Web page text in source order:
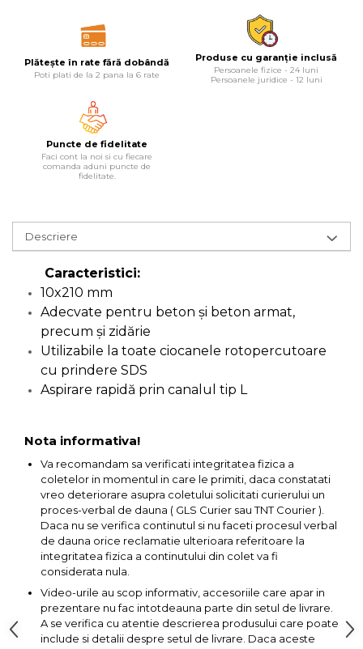
Manual
Manometru
Antifurt Bicicleta
Densimetru
Accesorii Auto
Tester Baterie Auto
Cheie Roti
Capre & Suporti Auto
Pat Mobil Auto
Cric Hidraulic
Set / trusa chei tubulare
Multimetru Digital
Bara Tractare Auto
(combustibil)
Presa Hidraulica Tinichigerie
& Suruburi
Extractor Rulmenti
Cabluri
Plătește în rate fără dobândă
Poti plati de la 2 pana la 6 rate
Produse cu garanție inclusă
Persoanele fizice - 24 luni
Persoanele juridice - 12 luni
Puncte de fidelitate
Faci cont la noi si cu fiecare
comanda aduni puncte de
fidelitate.
Descriere
Caracteristici:
10x210 mm
Adecvate pentru beton şi beton armat,
precum şi zidărie
Utilizabile la toate ciocanele rotopercutoare
cu prindere SDS
Aspirare rapidă prin canalul tip L
Nota informativa!
Va recomandam sa verificati integritatea fizica a
coletelor in momentul in care le primiti, daca constatati
vreo deteriorare asupra coletului solicitati curierului un
proces-verbal de dauna ( GLS Curier sau TNT Courier ).
Daca nu se verifica continutul si nu faceti procesul verbal
de dauna orice reclamatie ulterioara referitoare la
integritatea fizica a continutului din colet va fi
considerata nula.
Video-urile au scop informativ, accesoriile care apar in
prezentare nu fac intotdeauna parte din setul de livrare.
A se verifica cu atentie descrierea produsului care poate
include si detalii despre setul de livrare. Daca aceste